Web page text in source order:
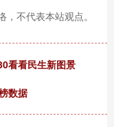
不代表本站观点。
看看民生新图景
数据